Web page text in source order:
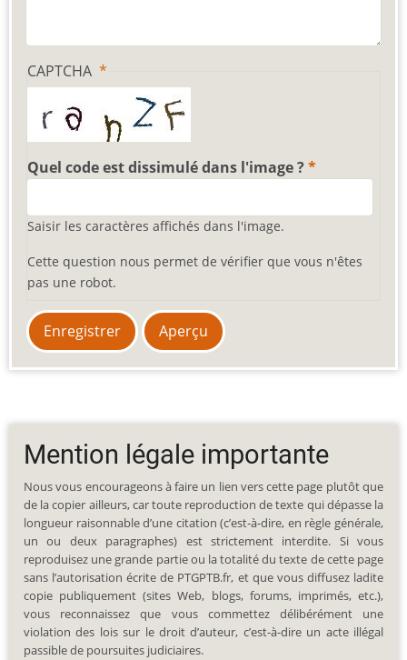
CAPTCHA
Quel code est dissimulé dans l'image ?
Saisir les caractères affichés dans l'image.
Cette question nous permet de vérifier que vous n'êtes
pas une robot.
Mention légale importante
Nous vous encourageons à faire un lien vers cette page plutôt que
de la copier ailleurs, car toute reproduction de texte qui dépasse la
longueur raisonnable d’une citation (c’est-à-dire, en règle générale,
un ou deux paragraphes) est strictement interdite. Si vous
reproduisez une grande partie ou la totalité du texte de cette page
sans l’autorisation écrite de PTGPTB.fr, et que vous diffusez ladite
copie publiquement (sites Web, blogs, forums, imprimés, etc.),
vous reconnaissez que vous commettez délibérément une
violation des lois sur le droit d’auteur, c’est-à-dire un acte illégal
passible de poursuites judiciaires.